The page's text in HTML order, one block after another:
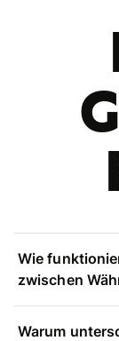
Wie
zwischen
Warum